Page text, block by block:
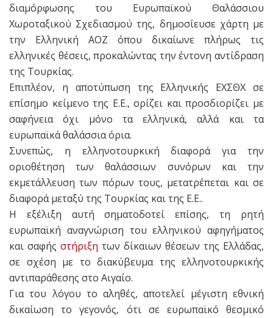
διαμόρφωσης του Ευρωπαϊκού Θαλάσσιου
Χωροταξικού Σχεδιασμού της, δημοσίευσε χάρτη με
την Ελληνική ΑΟΖ όπου δικαίωνε πλήρως τις
ελληνικές θέσεις, προκαλώντας την έντονη αντίδραση
της Τουρκίας.
Επιπλέον, η αποτύπωση της Ελληνικής ΕΧΣΘΧ σε
επίσημο κείμενο της Ε.Ε., ορίζει και προσδιορίζει με
σαφήνεια όχι μόνο τα ελληνικά, αλλά και τα
ευρωπαϊκά θαλάσσια όρια.
Συνεπώς, η ελληνοτουρκική διαφορά για την
οριοθέτηση των θαλάσσιων συνόρων και την
εκμετάλλευση των πόρων τους, μετατρέπεται και σε
διαφορά μεταξύ της Τουρκίας και της Ε.Ε..
Η εξέλιξη αυτή σηματοδοτεί επίσης, τη ρητή
ευρωπαϊκή αναγνώριση του ελληνικού αφηγήματος
και σαφής στήριξη των δίκαιων θέσεων της Ελλάδας,
σε σχέση με το διακύβευμα της ελληνοτουρκικής
αντιπαράθεσης στο Αιγαίο.
Για του λόγου το αληθές, αποτελεί μέγιστη εθνική
δικαίωση το γεγονός, ότι σε ευρωπαϊκό θεσμικό